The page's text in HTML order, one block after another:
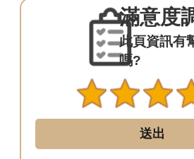
埔
滿意度
此頁資訊有
嗎?